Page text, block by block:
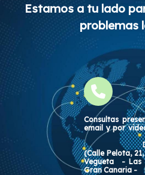
Estamos a tu lado
problemas
Consultas
email y por
(Calle Pelota,
Vegueta - Las
Gran Canaria -